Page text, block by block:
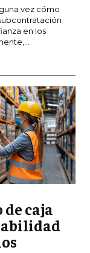
AMBIENTE
Y BUSINESS
vez cómo
en los
caja